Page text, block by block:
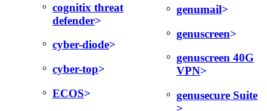
cognitix threat
defender
cyber-diode
cyber-top
ECOS
genumail
genuscreen
genuscreen 40G
VPN
genusecure Suite